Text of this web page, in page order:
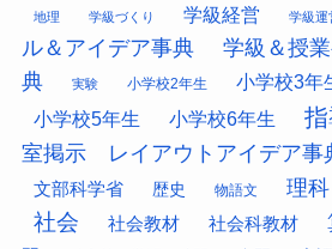
地理 学級づくり 学級経営 学級運
ル＆アイデア事典
学級＆授
典
実験 小学校2年生 小学校3年
小学校5年生
小学校6年生
室掲示 レイアウトアイデア事
文部科学省 歴史 物語文 理科
社会 社会教材 社会科教材